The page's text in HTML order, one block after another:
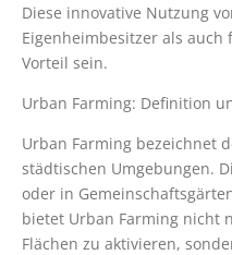
Diese innovative Nutzung
Eigenheimbesitzer als
Vorteil sein.
Urban Farming: Definition
Urban Farming bezeichnet
städtischen Umgebungen.
oder in
bietet Urban Farming nicht
Flächen zu aktivieren,